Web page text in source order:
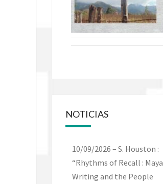
NOTICIAS
10/09/2026 – S. Houston :
“Rhythms of Recall : Maya
Writing and the People